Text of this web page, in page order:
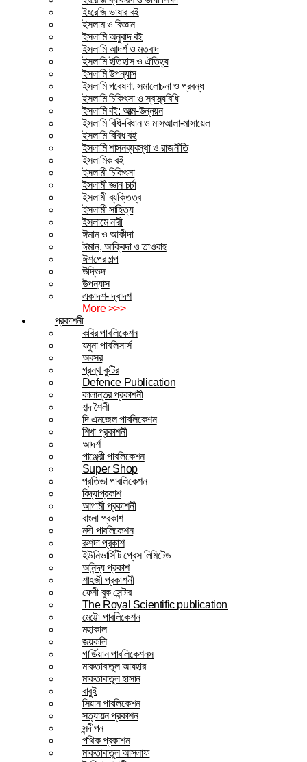
ইংরেজি ভাষার বই
ইসলাম ও বিজ্ঞান
ইসলামি অনুবাদ বই
ইসলামি আদর্শ ও মতবাদ
ইসলামি ইতিহাস ও ঐতিহ্য
ইসলামি উপন্যাস
ইসলামি গবেষণা, সমালোচনা ও প্রবন্ধ
ইসলামি চিকিৎসা ও স্বাস্থ্যবিধি
ইসলামি বই: আত্ম-উন্নয়ন
ইসলামি বিধি-বিধান ও মাসআলা-মাসায়েল
ইসলামি বিবিধ বই
ইসলামি শাসনব্যবস্থা ও রাজনীতি
ইসলামিক বই
ইসলামী চিকিৎসা
ইসলামী জ্ঞান চর্চা
ইসলামী ব্যক্তিত্ব
ইসলামী সাহিত্য
ইসলামে নারী
ঈমান ও আকীদা
ঈমান, আক্বিদা ও তাওবাহ
ঈশপের গল্প
উদ্ভিদ
উপন্যাস
একাদশ- দ্বাদশ
More >>>
প্রকাশনী
কবির পাবলিকেশন
যমুনা পাবলিসার্স
অবসর
গ্রন্থ কুটির
Defence Publication
কালান্তর প্রকাশনী
শব্দ শৈলী
দি এনজেল পাবলিকেশন
শিখা প্রকাশনী
আদর্শ
পাঞ্জেরী পাবলিকেশন
Super Shop
প্রতিভা পাবলিকেশন
বিদ্যাপ্রকাশ
আগামী প্রকাশনী
বাংলা প্রকাশ
নদী পাবলিকেশন
রুশদা প্রকাশ
ইউনিভার্সিটি প্রেস লিমিটেড
অনিন্দ্য প্রকাশ
শাহজী প্রকাশনী
ফেনী বুক সেন্টার
The Royal Scientific publication
মেট্টো পাবলিকেশন
মহাকাল
জয়কলি
গার্ডিয়ান পাবলিকেশনস
মাকতাবাতুল আযহার
মাকতাবাতুল হাসান
বাবুই
সিয়ান পাবলিকেশন
সত্যায়ন প্রকাশন
সন্দীপন
পথিক প্রকাশন
মাকতাবাতুল আসলাফ